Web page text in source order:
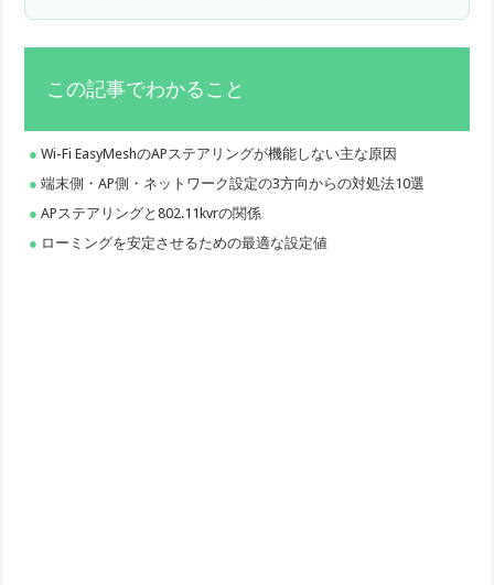
この記事でわかること
Wi-Fi EasyMeshのAPステアリングが機能しない主な原因
端末側・AP側・ネットワーク設定の3方向からの対処法10選
APステアリングと802.11kvrの関係
ローミングを安定させるための最適な設定値